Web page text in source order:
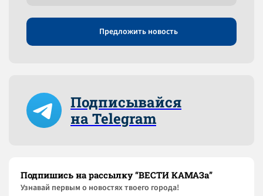
Предложить новость
Подписывайся
на Telegram
Подпишись на рассылку “ВЕСТИ КАМАЗа”
Узнaвай первым о новостях твоего города!